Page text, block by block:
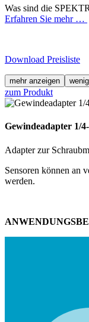
Was sind die
Erfahren Sie mehr …
Download Preisliste
mehr anzeigen
zum Produkt
Gewindeadapter 1/
Adapter zur
Sensoren können an
werden.